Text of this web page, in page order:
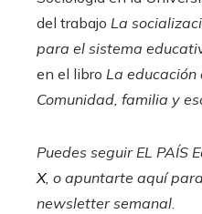
del trabajo La
para el sistema
en el libro La educación
Comunidad, familia y
Puedes seguir EL PAÍS
X, o apuntarte aquí
newsletter semanal.